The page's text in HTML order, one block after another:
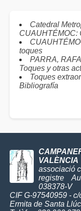
Catedral
CUAUHTÉMOC:
toques
PARRA,
Toques y otras
Toques
Bibliografía
VALÈNCIA
associació
registre
038378-V
CIF G-97540959 -
Ermita de Santa